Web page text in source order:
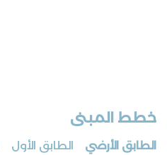
خطط المبنى
الطابق الأرضي الطابق الأول